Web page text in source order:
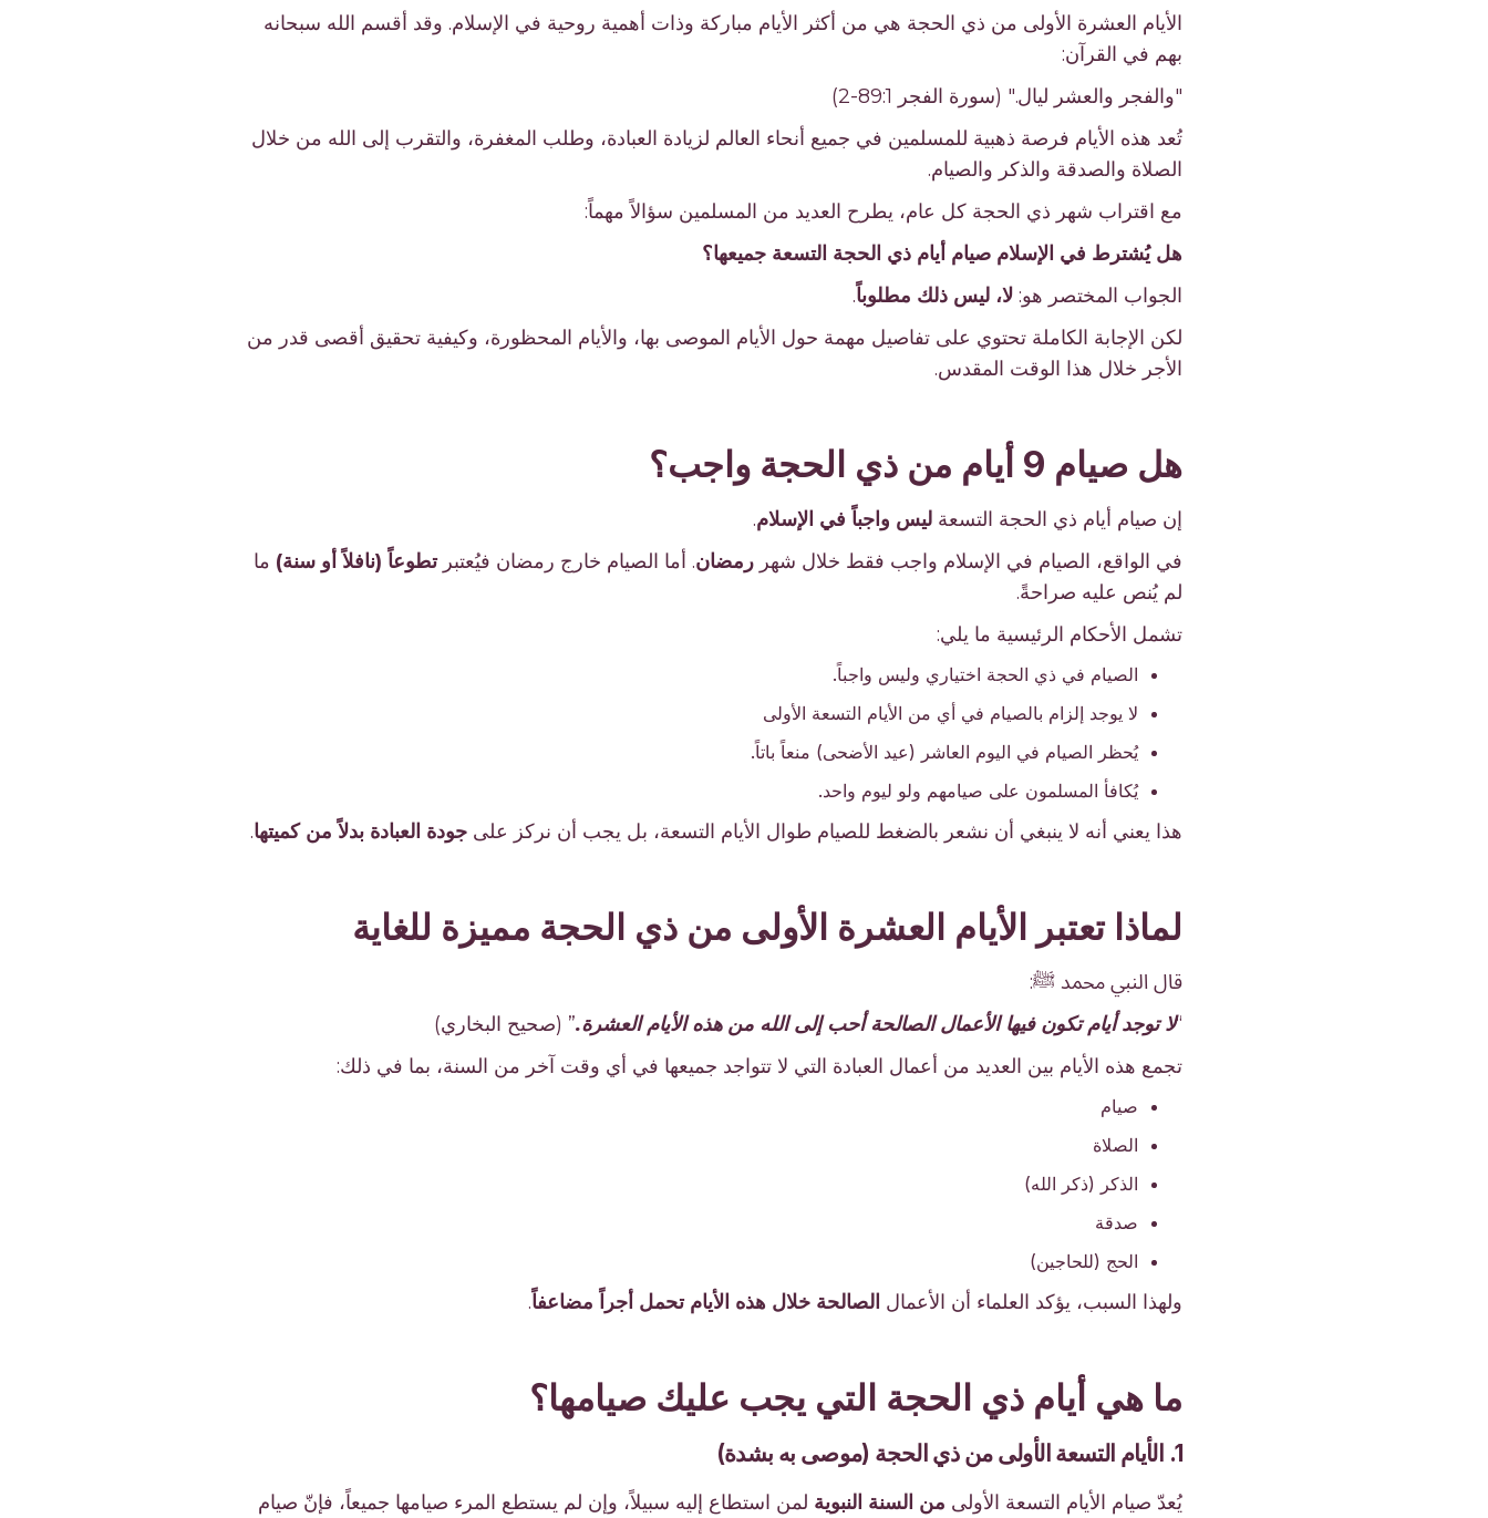
الأيام العشرة الأولى من ذي الحجة هي من أكثر الأيام مباركة وذات أهمية روحية في الإسلام. وقد أقسم الله سبحانه
بهم في القرآن:
"والفجر والعشر ليال." (سورة الفجر 89:1-2)
تُعد هذه الأيام فرصة ذهبية للمسلمين في جميع أنحاء العالم لزيادة العبادة، وطلب المغفرة، والتقرب إلى الله من خلال
الصلاة والصدقة والذكر والصيام.
مع اقتراب شهر ذي الحجة كل عام، يطرح العديد من المسلمين سؤالاً مهماً:
هل يُشترط في الإسلام صيام أيام ذي الحجة التسعة جميعها؟
الجواب المختصر هو: لا، ليس ذلك مطلوباً.
لكن الإجابة الكاملة تحتوي على تفاصيل مهمة حول الأيام الموصى بها، والأيام المحظورة، وكيفية تحقيق أقصى قدر من
الأجر خلال هذا الوقت المقدس.
هل صيام 9 أيام من ذي الحجة واجب؟
إن صيام أيام ذي الحجة التسعة ليس واجباً في الإسلام.
في الواقع، الصيام في الإسلام واجب فقط خلال شهر رمضان. أما الصيام خارج رمضان فيُعتبرتطوعاً (نافلاً أو سنة) ما
لم يُنص عليه صراحةً.
تشمل الأحكام الرئيسية ما يلي:
الصيام في ذي الحجة اختياري وليس واجباً.
لا يوجد إلزام بالصيام في أي من الأيام التسعة الأولى
يُحظر الصيام في اليوم العاشر (عيد الأضحى) منعاً باتاً.
يُكافأ المسلمون على صيامهم ولو ليوم واحد.
هذا يعني أنه لا ينبغي أن نشعر بالضغط للصيام طوال الأيام التسعة، بل يجب أن نركز على جودة العبادة بدلاً من كميتها.
لماذا تعتبر الأيام العشرة الأولى من ذي الحجة مميزة للغاية
قال النبي محمد ﷺ:
“لا توجد أيام تكون فيها الأعمال الصالحة أحب إلى الله من هذه الأيام العشرة.” (صحيح البخاري)
تجمع هذه الأيام بين العديد من أعمال العبادة التي لا تتواجد جميعها في أي وقت آخر من السنة، بما في ذلك:
صيام
الصلاة
الذكر (ذكر الله)
صدقة
الحج (للحاجين)
ولهذا السبب، يؤكد العلماء أن الأعمال الصالحة خلال هذه الأيام تحمل أجراً مضاعفاً.
ما هي أيام ذي الحجة التي يجب عليك صيامها؟
1. الأيام التسعة الأولى من ذي الحجة (موصى به بشدة)
يُعدّ صيام الأيام التسعة الأولى من السنة النبوية لمن استطاع إليه سبيلاً، وإن لم يستطع المرء صيامها جميعاً، فإنّ صيام